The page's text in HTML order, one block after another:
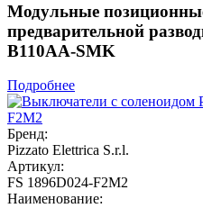
Модульные
предварительной
B110AA-SMK
Подробнее
Бренд:
Pizzato Elettrica S.r.l.
Артикул:
FS 1896D024-F2M2
Наименование: